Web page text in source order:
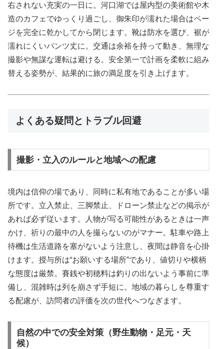
右されない充実の一日に。河口湖では屋内型の美術館や木
造のカフェでゆっくり過ごし、御朱印が濡れた場合はペー
ジを完全に乾かしてから閉じます。靴は防水を選び、裾が
濡れにくいパンツ丈に。交通は余裕を持って動き、無理な
撮影や無謀な運転は避ける。安全第一で計画を柔軟に組み
替える姿勢が、結果的に旅の満足度を引き上げます。
よくある疑問とトラブル回避
撮影・立入のルールと地域への配慮
境内は信仰の場であり、同時に私有地であることが多い場
所です。立入禁止、三脚禁止、ドローン禁止などの掲示が
あれば必ず従います。人物が写る可能性があるときは一声
かけ、祈りの最中の人を撮らないのがマナー。駐車や路上
待機は生活道路を塞がないよう注意し、夜間は静音を心掛
けます。授与所は“お願いする場所”であり、値切りや横柄
な態度は厳禁。賽銭や初穂料は釣りの出ないよう事前に準
備し、混雑時は列を崩さず手短に。地域の暮らしを尊重す
る配慮が、訪問者の評価を次の世代へつなぎます。
自然の中での安全対策（野生動物・足元・天
候）